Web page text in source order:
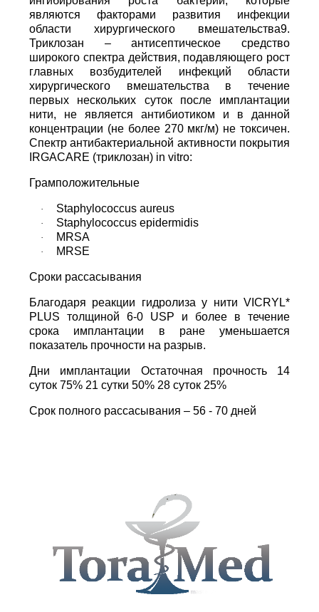
являются факторами развития инфекции
области хирургического вмешательства9.
Триклозан – антисептическое средство
широкого спектра действия, подавляющего рост
главных возбудителей инфекций области
хирургического вмешательства в течение
первых нескольких суток после имплантации
нити, не является антибиотиком и в данной
концентрации (не более 270 мкг/м) не токсичен.
Спектр антибактериальной активности покрытия
IRGACARE (триклозан) in vitro:
Грамположительные
· Staphylococcus aureus
· Staphylococcus epidermidis
· MRSA
· MRSE
Сроки рассасывания
Благодаря реакции гидролиза у нити VICRYL*
PLUS толщиной 6-0 USP и более в течение
срока имплантации в ране уменьшается
показатель прочности на разрыв.
Дни имплантации Остаточная прочность 14
суток 75% 21 сутки 50% 28 суток 25%
Срок полного рассасывания – 56 - 70 дней